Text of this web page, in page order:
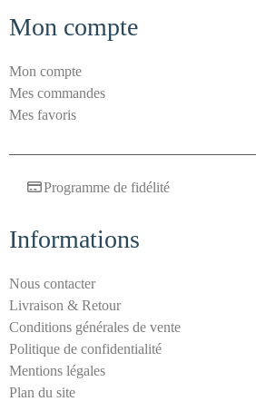
-
p
a
m
r
t
é
E
-
m
a
Mon compte
Mon compte
Mes commandes
Mes favoris
Programme de fidélité
Informations
Nous contacter
Livraison & Retour
Conditions générales de vente
Politique de confidentialité
Mentions légales
Plan du site